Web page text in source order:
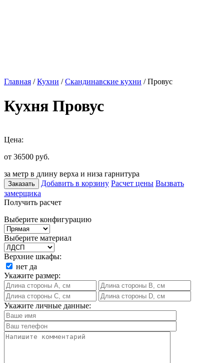
Главная /Кухни /Скандинавские кухни / Провус
Кухня Провус
Цена:
от 36500 руб.
за метр в длину верха и низа гарнитура
Заказать Добавить в корзину Расчет цены Вызвать
замерщика
Получить расчет
Выберите конфигурацию
Выберите материал
Верхние шкафы:
нет да
Укажите размер:
Укажите личные данные: